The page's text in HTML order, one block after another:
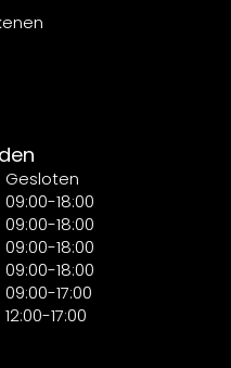
Gesloten
09:00-18:00
09:00-18:00
09:00-18:00
09:00-18:00
09:00-17:00
12:00-17:00